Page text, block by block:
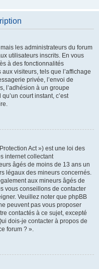
les administrateurs du forum
utilisateurs inscrits. En vous
à des fonctionnalités
visiteurs, tels que l’affichage
privée, l’envoi de
l’adhésion à un groupe
court instant, c’est
Act ») est une loi des
internet collectant
âgés de moins de 13 ans un
légaux des mineurs concernés.
aux mineurs âgés de
vous conseillons de contacter
Veuillez noter que phpBB
peuvent pas vous proposer
contactés à ce sujet, excepté
dois-je contacter à propos de
forum ? ».